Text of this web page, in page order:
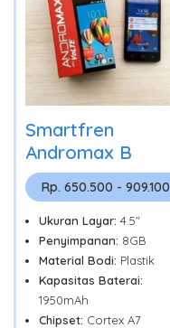
Smartfren
Andromax B
Rp. 650.500 - 909.100
Ukuran Layar: 4.5"
Penyimpanan: 8GB
Material Bodi: Plastik
Kapasitas Baterai:
1950mAh
Chipset: Cortex A7